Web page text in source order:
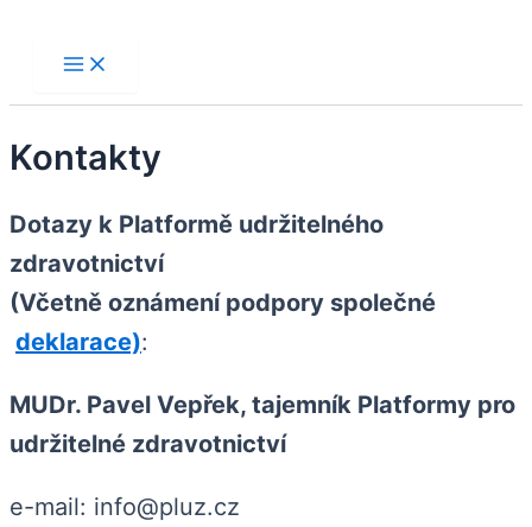
Main
Menu
Kontakty
Dotazy k Platformě udržitelného
zdravotnictví
(Včetně oznámení podpory společné
deklarace):
MUDr. Pavel Vepřek, tajemník Platformy pro
udržitelné zdravotnictví
e-mail: info@pluz.cz